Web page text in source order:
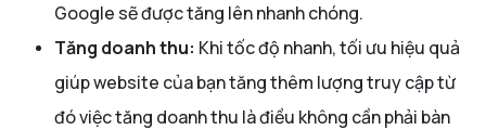
Google sẽ được tăng lên nhanh chóng.
Tăng doanh thu: Khi tốc độ nhanh, tối ưu hiệu quả
giúp website của bạn tăng thêm lượng truy cập từ
đó việc tăng doanh thu là điều không cần phải bàn